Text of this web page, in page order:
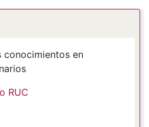
conocimientos en
RUC